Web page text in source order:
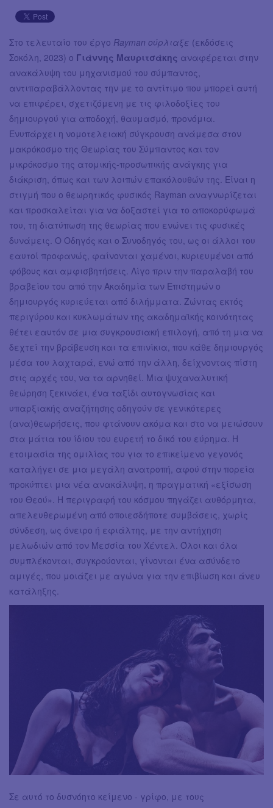
Στο τελευταίο του έργο Rayman ούρλιαξε (εκδόσεις
Σοκόλη, 2023) ο Γιάννης Μαυριτσάκης αναφέρεται στην
ανακάλυψη του μηχανισμού του σύμπαντος,
αντιπαραβάλλοντας την με το αντίτιμο που μπορεί αυτή
να επιφέρει, σχετιζόμενη με τις φιλοδοξίες του
δημιουργού για αποδοχή, θαυμασμό, προνόμια.
Ενυπάρχει η νομοτελειακή σύγκρουση ανάμεσα στον
μακρόκοσμο της Θεωρίας του Σύμπαντος και τον
μικρόκοσμο της ατομικής-προσωπικής ανάγκης για
διάκριση, όπως και των λοιπών επακόλουθών της. Είναι η
στιγμή που ο θεωρητικός φυσικός Rayman αναγνωρίζεται
και προσκαλείται για να δοξαστεί για το αποκορύφωμά
του, τη διατύπωση της θεωρίας που ενώνει τις φυσικές
δυνάμεις. Ο Οδηγός και ο Συνοδηγός του, ως οι άλλοι του
εαυτοί προφανώς, φαίνονται χαμένοι, κυριευμένοι από
φόβους και αμφισβητήσεις. Λίγο πριν την παραλαβή του
βραβείου του από την Ακαδημία των Επιστημών ο
δημιουργός κυριεύεται από διλήμματα. Ζώντας εκτός
περιγύρου και κυκλωμάτων της ακαδημαϊκής κοινότητας
θέτει εαυτόν σε μια συγκρουσιακή επιλογή, από τη μια να
δεχτεί την βράβευση και τα επινίκια, που κάθε δημιουργός
μέσα του λαχταρά, ενώ από την άλλη, δείχνοντας πίστη
στις αρχές του, να τα αρνηθεί. Μια ψυχαναλυτική
θεώρηση ξεκινάει, ένα ταξίδι αυτογνωσίας και
υπαρξιακής αναζήτησης οδηγούν σε γενικότερες
(ανα)θεωρήσεις, που φτάνουν ακόμα και στο να μειώσουν
στα μάτια του ίδιου του ευρετή το δικό του εύρημα. Η
ετοιμασία της ομιλίας του για το επικείμενο γεγονός
καταλήγει σε μια μεγάλη ανατροπή, αφού στην πορεία
προκύπτει μια νέα ανακάλυψη, η πραγματική «εξίσωση
του Θεού». Η περιγραφή του κόσμου πηγάζει αυθόρμητα,
απελευθερωμένη από οποιεσδήποτε συμβάσεις, χωρίς
σύνδεση, ως όνειρο ή εφιάλτης, με την αντήχηση
μελωδιών από τον Μεσσία του Χέντελ. Όλοι και όλα
συμπλέκονται, συγκρούονται, γίνονται ένα ασύνδετο
αμιγές, που μοιάζει με αγώνα για την επιβίωση και άνευ
κατάληξης.
Σε αυτό το δυσνόητο κείμενο - γρίφο, με τους